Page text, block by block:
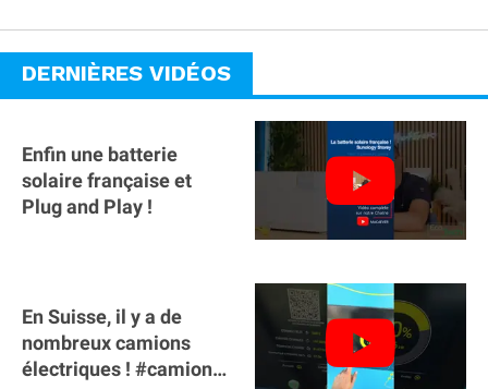
DERNIÈRES VIDÉOS
Enfin une batterie
solaire française et
Plug and Play !
En Suisse, il y a de
nombreux camions
électriques ! #camion